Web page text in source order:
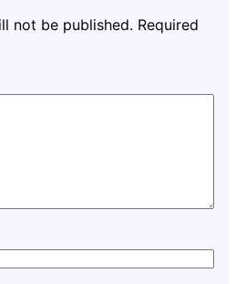
not be published. Required